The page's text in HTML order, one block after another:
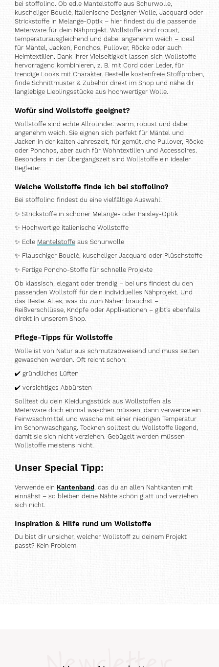
bei stoffolino. Ob edle Mantelstoffe aus Schurwolle,
kuscheliger Bouclé, italienische Designer-Wolle, Jacquard oder
Strickstoffe in Melange-Optik – hier findest du die passende
Meterware für dein Nähprojekt. Wollstoffe sind robust,
temperaturausgleichend und dabei angenehm weich – ideal
für Mäntel, Jacken, Ponchos, Pullover, Röcke oder auch
Heimtextilien. Dank ihrer Vielseitigkeit lassen sich Wollstoffe
hervorragend kombinieren, z. B. mit Cord oder Leder, für
trendige Looks mit Charakter. Bestelle kostenfreie Stoffproben,
finde Schnittmuster & Zubehör direkt im Shop und nähe dir
langlebige Lieblingsstücke aus hochwertiger Wolle.
Wofür sind Wollstoffe geeignet?
Wollstoffe sind echte Allrounder: warm, robust und dabei
angenehm weich. Sie eignen sich perfekt für Mäntel und
Jacken in der kalten Jahreszeit, für gemütliche Pullover, Röcke
oder Ponchos, aber auch für Wohntextilien und Accessoires.
Besonders in der Übergangszeit sind Wollstoffe ein idealer
Begleiter.
Welche Wollstoffe finde ich bei stoffolino?
Bei stoffolino findest du eine vielfältige Auswahl:
✨ Strickstoffe in schöner Melange- oder Paisley-Optik
✨ Hochwertige italienische Wollstoffe
✨ Edle Mantelstoffe aus Schurwolle
✨ Flauschiger Bouclé, kuscheliger Jacquard oder Plüschstoffe
✨ Fertige Poncho-Stoffe für schnelle Projekte
Ob klassisch, elegant oder trendig – bei uns findest du den
passenden Wollstoff für dein individuelles Nähprojekt. Und
das Beste: Alles, was du zum Nähen brauchst –
Reißverschlüsse, Knöpfe oder Applikationen – gibt’s ebenfalls
direkt in unserem Shop.
Pflege-Tipps für Wollstoffe
Wolle ist von Natur aus schmutzabweisend und muss selten
gewaschen werden. Oft reicht schon:
✔️ gründliches Lüften
✔️ vorsichtiges Abbürsten
Solltest du dein Kleidungsstück aus Wollstoffen als
Meterware doch einmal waschen müssen, dann verwende ein
Feinwaschmittel und wasche mit einer niedrigen Temperatur
im Schonwaschgang. Tocknen solltest du Wollstoffe liegend,
damit sie sich nicht verziehen. Gebügelt werden müssen
Wollstoffe meistens nicht.
Unser Special Tipp:
Verwende ein Kantenband, das du an allen Nahtkanten mit
einnähst – so bleiben deine Nähte schön glatt und verziehen
sich nicht.
Inspiration & Hilfe rund um Wollstoffe
Du bist dir unsicher, welcher Wollstoff zu deinem Projekt
passt? Kein Problem!